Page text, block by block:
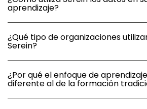
aprendizaje?
¿Qué tipo de organizaciones
Serein?
¿Por qué el enfoque de
diferente al de la formación